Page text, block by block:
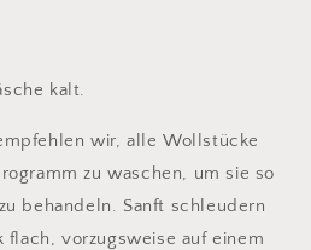
kalt.
wir, alle Wollstücke
zu waschen, um sie so
behandeln. Sanft schleudern
flach, vorzugsweise auf einem